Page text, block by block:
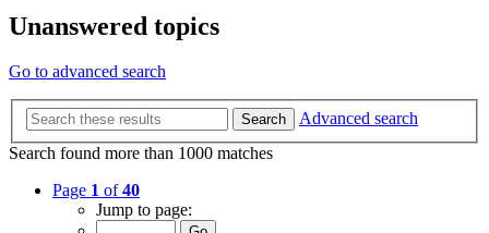
Unanswered topics
Go to advanced search
Search
Advanced search
Search found more than 1000 matches
Page 1 of40
Jump to page: